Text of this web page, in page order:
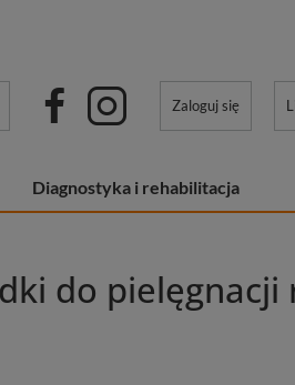
Zaloguj się
Diagnostyka i rehabilitacja
do